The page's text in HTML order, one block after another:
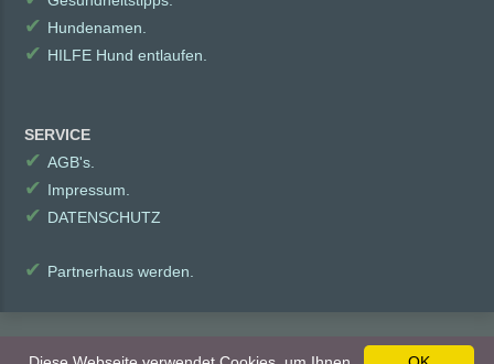
✔ Hundenamen.
✔ HILFE Hund entlaufen.
SERVICE
✔AGB's.
✔ Impressum.
✔ DATENSCHUTZ
✔ Partnerhaus werden.
© Bello's Welcome ist ein Dienst der redaktion-i-media / rimVERLAG